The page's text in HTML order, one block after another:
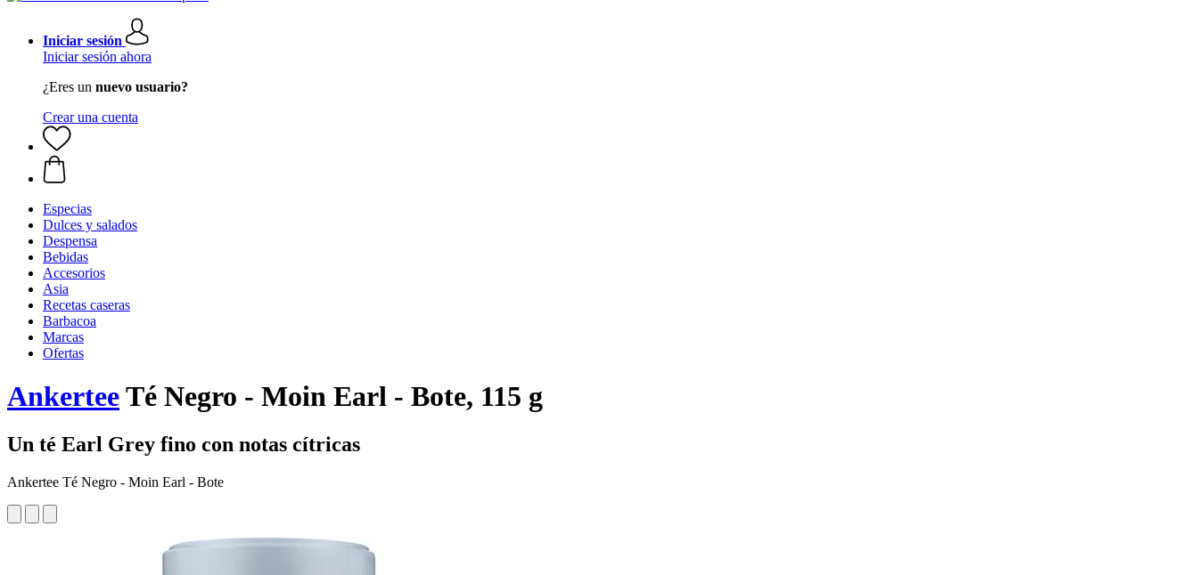
Iniciar sesión
Iniciar sesión ahora
¿Eres un nuevo usuario?
Crear una cuenta
Especias
Dulces y salados
Despensa
Bebidas
Accesorios
Asia
Recetas caseras
Barbacoa
Marcas
Ofertas
AnkerteeTé Negro - Moin Earl - Bote, 115 g
Un té Earl Grey fino con notas cítricas
Ankertee Té Negro - Moin Earl - Bote